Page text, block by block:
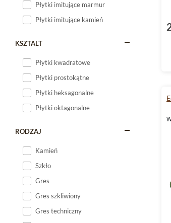
Płytki imitujące marmur
Płytki imitujące kamień
KSZTALT
Płytki kwadratowe
Płytki prostokątne
Płytki heksagonalne
Płytki oktagonalne
RODZAJ
Kamień
Szkło
Gres
Gres szkliwiony
Gres techniczny